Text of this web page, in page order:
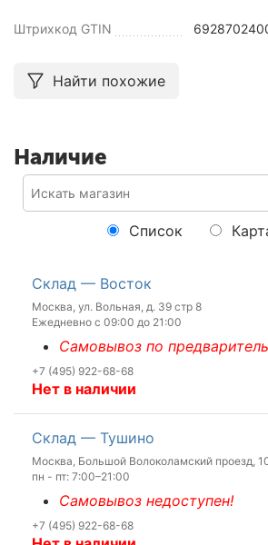
Штрихкод GTIN
Найти похожие
Наличие
Список
Склад — Восток
Москва, ул. Вольная, д. 39 стр 8
Ежедневно с 09:00 до 21:00
Самовывоз по
+7 (495) 922-68-68
Нет в наличии
Склад — Тушино
Москва, Большой Волоколамский проезд,
пн - пт: 7:00–21:00
Самовывоз недоступен!
+7 (495) 922-68-68